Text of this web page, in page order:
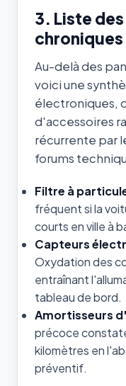
3. Liste
Au-delà des
voici une
électroniques,
d'accessoires
récurrente par
forums
Filtre à
fréquent si la
courts en ville à
Capteurs
Oxydation des
entraînant
tableau de bord.
Amortisseurs
précoce
kilomètres en
préventif.